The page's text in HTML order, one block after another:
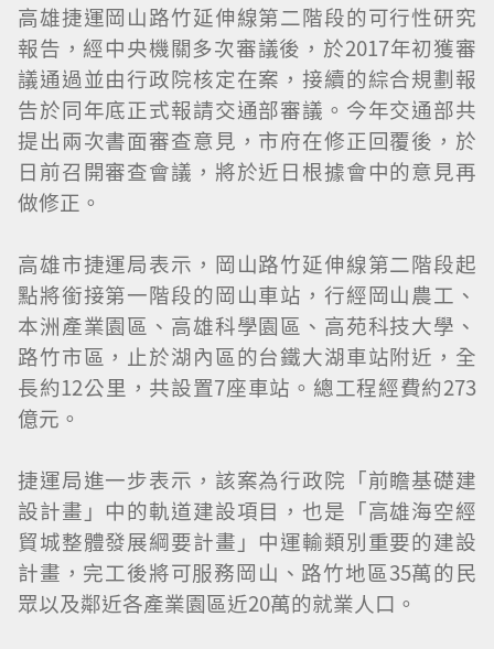
高雄捷運岡山路竹延伸線第二階段的可行性研究
報告，經中央機關多次審議後，於2017年初獲審
議通過並由行政院核定在案，接續的綜合規劃報
告於同年底正式報請交通部審議。今年交通部共
提出兩次書面審查意見，市府在修正回覆後，於
日前召開審查會議，將於近日根據會中的意見再
做修正。
高雄市捷運局表示，岡山路竹延伸線第二階段起
點將銜接第一階段的岡山車站，行經岡山農工、
本洲產業園區、高雄科學園區、高苑科技大學、
路竹市區，止於湖內區的台鐵大湖車站附近，全
長約12公里，共設置7座車站。總工程經費約273
億元。
捷運局進一步表示，該案為行政院「前瞻基礎建
設計畫」中的軌道建設項目，也是「高雄海空經
貿城整體發展綱要計畫」中運輸類別重要的建設
計畫，完工後將可服務岡山、路竹地區35萬的民
眾以及鄰近各產業園區近20萬的就業人口。